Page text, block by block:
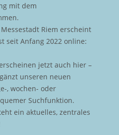
mit dem
Riem erscheint
seit Anfang 2022 online:
jetzt auch hier –
unseren neuen
, wochen- oder
Suchfunktion.
ein aktuelles, zentrales